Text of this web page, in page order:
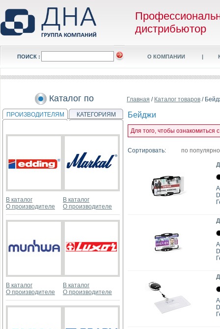
дистрибьютор
ПОИСК : О КОМПАНИИ |
Каталог по
ПРОИЗВОДИТЕЛЯМ КАТЕГОРИЯМ
В каталог
О производителе
В каталог
О производителе
В каталог
О производителе
В каталог
О производителе
Главная / Каталог товаров /
Бейджи
Для того, чтобы
Сортировать: по